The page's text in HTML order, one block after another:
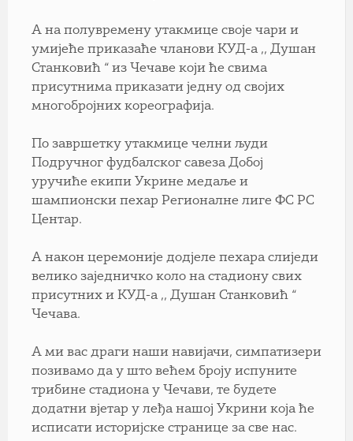
А на полувремену утакмице своје чари и
умијеће приказаће чланови КУД-а ,, Душан
Станковић “ из Чечаве који ће свима
присутнима приказати једну од својих
многобројних кореографија.
По завршетку утакмице челни људи
Подручног фудбалског савеза Добој
уручиће екипи Укрине медаље и
шампионски пехар Регионалне лиге ФС РС
Центар.
А након церемоније додјеле пехара слиједи
велико заједничко коло на стадиону свих
присутних и КУД-а ,, Душан Станковић “
Чечава.
А ми вас драги наши навијачи, симпатизери
позивамо да у што већем броју испуните
трибине стадиона у Чечави, те будете
додатни вјетар у леђа нашој Укрини која ће
исписати историјске странице за све нас.